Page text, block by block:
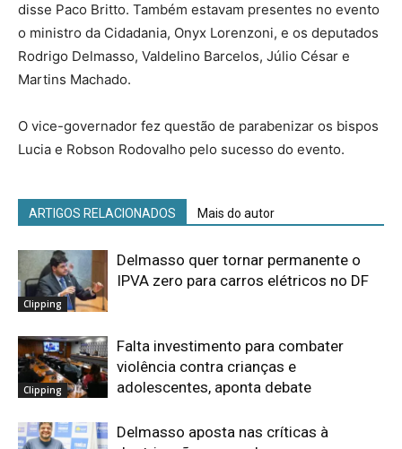
disse Paco Britto. Também estavam presentes no evento
o ministro da Cidadania, Onyx Lorenzoni, e os deputados
Rodrigo Delmasso, Valdelino Barcelos, Júlio César e
Martins Machado.
O vice-governador fez questão de parabenizar os bispos
Lucia e Robson Rodovalho pelo sucesso do evento.
ARTIGOS RELACIONADOS Mais do autor
Clipping
Delmasso quer tornar permanente o
IPVA zero para carros elétricos no DF
Clipping
Falta investimento para combater
violência contra crianças e
adolescentes, aponta debate
Delmasso aposta nas críticas à